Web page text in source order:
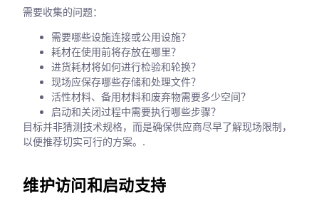
需要收集的问题：
需要哪些设施连接或公用设施？
耗材在使用前将存放在哪里？
进货耗材将如何进行检验和轮换？
现场应保存哪些存储和处理文件？
活性材料、备用材料和废弃物需要多少空间？
启动和关闭过程中需要执行哪些步骤？
目标并非猜测技术规格，而是确保供应商尽早了解现场限制，
以便推荐切实可行的方案。.
维护访问和启动支持